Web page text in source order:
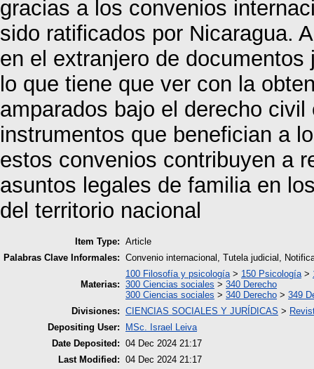
gracias a los convenios
sido ratificados por Nicaragua.
en el extranjero de
lo que tiene que ver con la
amparados bajo el derecho
instrumentos que benefician a
estos convenios contribuyen a
asuntos legales de familia en
del territorio nacional
Item Type: Article
Palabras Clave Informales: Convenio internacional, Tutela judicial,
Materias:
100 Filosofía y psicología > 150 Psicología >
300 Ciencias sociales > 340 Derecho
300 Ciencias sociales > 340 Derecho > 349
Divisiones: CIENCIAS SOCIALES Y JURÍDICAS >
Depositing User:
MSc. Israel Leiva
Date Deposited: 04 Dec 2024 21:17
Last Modified: 04 Dec 2024 21:17